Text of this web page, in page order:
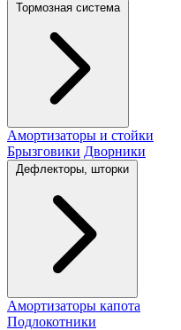
Тормозная система
Амортизаторы и стойки
Брызговики Дворники
Дефлекторы, шторки
Амортизаторы капота
Подлокотники